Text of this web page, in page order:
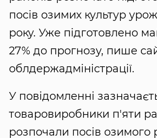
посів озимих культур
року. Уже підготовлено
27% до прогнозу, пише
облдержадміністрації.
У повідомленні
товаровиробники п'яти
розпочали посів озимого